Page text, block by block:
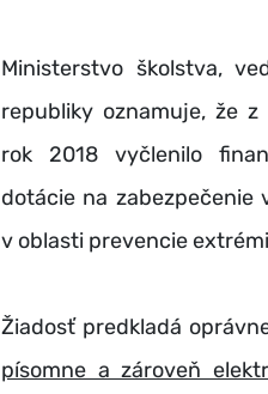
Ministerstvo školstva,
republiky oznamuje, že
rok 2018 vyčlenilo
dotácie na zabezpečenie
v oblasti prevencie
Žiadosť predkladá
písomne a zároveň